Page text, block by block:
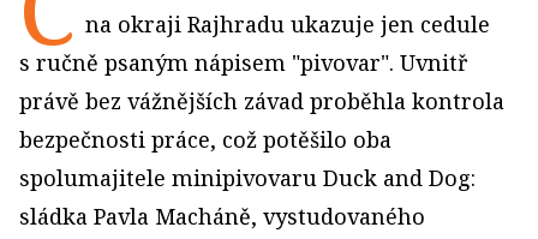
na okraji Rajhradu ukazuje jen cedule
s ručně psaným nápisem "pivovar". Uvnitř
právě bez vážnějších závad proběhla kontrola
bezpečnosti práce, což potěšilo oba
spolumajitele minipivovaru Duck and Dog:
sládka Pavla Macháně, vystudovaného